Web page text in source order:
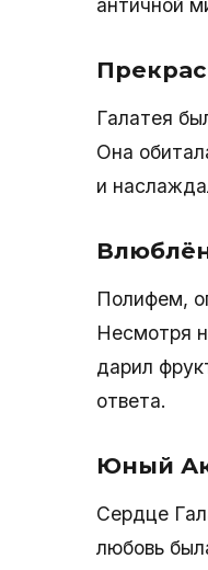
античной
Галатея
Она
и
Полифем,
Несмотря
дарил
ответа.
Юный
Сердце
любовь